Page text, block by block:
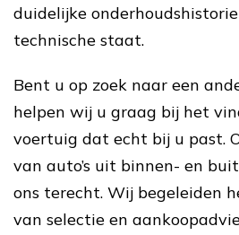
duidelijke
technische staat.
Bent u op zoek naar een
helpen wij u graag bij het
voertuig dat echt bij u past.
van auto’s uit binnen- en
ons terecht. Wij begeleiden
van selectie en